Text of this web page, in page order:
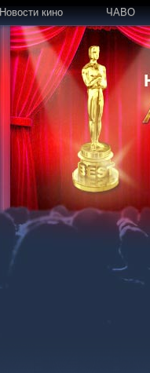
Новости кино ЧАВО